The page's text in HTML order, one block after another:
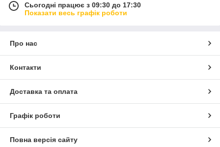
Сьогодні працює з 09:30 до 17:30
Показати весь графік роботи
Про нас
Контакти
Доставка та оплата
Графік роботи
Повна версія сайту